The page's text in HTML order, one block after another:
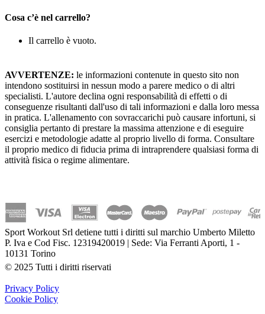
Cosa c’è nel carrello?
Il carrello è vuoto.
AVVERTENZE: le informazioni contenute in questo sito non
intendono sostituirsi in nessun modo a parere medico o di altri
specialisti. L'autore declina ogni responsabilità di effetti o di
conseguenze risultanti dall'uso di tali informazioni e dalla loro messa
in pratica. L'allenamento con sovraccarichi può causare infortuni, si
consiglia pertanto di prestare la massima attenzione e di eseguire
esercizi e metodologie adatte al proprio livello di forma. Consultare
il proprio medico di fiducia prima di intraprendere qualsiasi forma di
attività fisica o regime alimentare.
Sport Workout Srl detiene tutti i diritti sul marchio Umberto Miletto
P. Iva e Cod Fisc. 12319420019 | Sede: Via Ferranti Aporti, 1 -
10131 Torino
© 2025 Tutti i diritti riservati
Privacy Policy
Cookie Policy